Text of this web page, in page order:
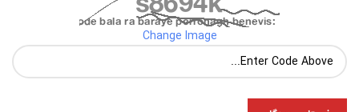
Change Image